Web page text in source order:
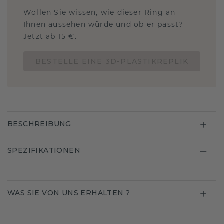
Wollen Sie wissen, wie dieser Ring an
Ihnen aussehen würde und ob er passt?
Jetzt ab 15 €.
BESCHREIBUNG
SPEZIFIKATIONEN
WAS SIE VON UNS ERHALTEN ?